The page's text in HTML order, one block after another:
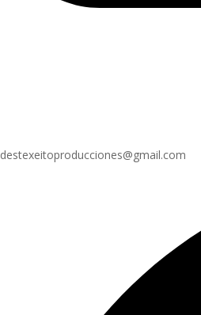
destexeitoproducciones@gmail.com